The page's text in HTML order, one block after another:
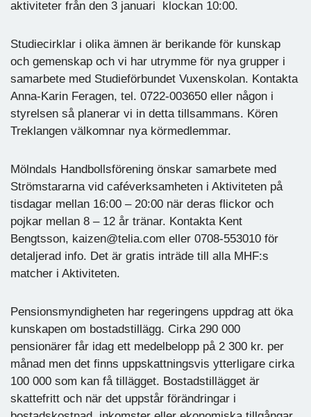
aktiviteter från den 3 januari klockan 10:00.
Studiecirklar i olika ämnen är berikande för kunskap
och gemenskap och vi har utrymme för nya grupper i
samarbete med Studieförbundet Vuxenskolan. Kontakta
Anna-Karin Feragen, tel. 0722-003650 eller någon i
styrelsen så planerar vi in detta tillsammans. Kören
Treklangen välkomnar nya körmedlemmar.
Mölndals Handbollsförening önskar samarbete med
Strömstararna vid caféverksamheten i Aktiviteten på
tisdagar mellan 16:00 – 20:00 när deras flickor och
pojkar mellan 8 – 12 år tränar. Kontakta Kent
Bengtsson, kaizen@telia.com eller 0708-553010 för
detaljerad info. Det är gratis inträde till alla MHF:s
matcher i Aktiviteten.
Pensionsmyndigheten har regeringens uppdrag att öka
kunskapen om bostadstillägg. Cirka 290 000
pensionärer får idag ett medelbelopp på 2 300 kr. per
månad men det finns uppskattningsvis ytterligare cirka
100 000 som kan få tillägget. Bostadstillägget är
skattefritt och när det uppstår förändringar i